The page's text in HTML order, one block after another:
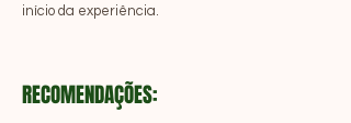
início da experiência.
RECOMENDAÇÕES: